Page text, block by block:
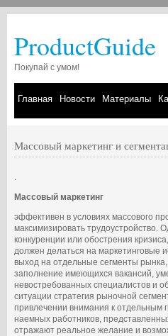
ProductGuide
Покупай с умом!
Главная Новости Материалы
Массовый маркетинг и
.
Массовый маркетинг
эффективен в условиях массового
максимизировать трудоустройство.
конкуренции или обострения
должен делаться на маркетинговые
выход на отдельные сегменты
заполнение имеющихся вакансий,
невостребованных специалистов и
ситуации стратегия рыночной
привлечении внимания к отдельным
наемных работников,
отражают реальное желание и